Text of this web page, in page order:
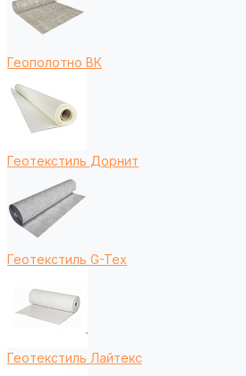
Геополотно ВК
Геотекстиль Дорнит
Геотекстиль G-Tex
Геотекстиль Лайтекс